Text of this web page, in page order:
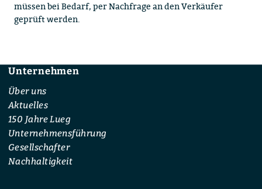
müssen bei Bedarf, per Nachfrage an den Verkäufer
geprüft werden.
Footer
Unternehmen
Über uns
Aktuelles
150 Jahre Lueg
Unternehmensführung
Gesellschafter
Nachhaltigkeit